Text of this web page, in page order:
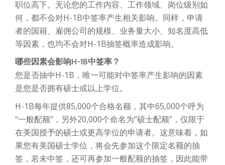
职位高下。无论您的工作内容、工作领域、岗位级别如
何，都不会对H-1B中签率产生相关影响。同样，申请
者的国籍、雇佣公司的规模、业务量大小、知名度高低
等因素，也均不会对H-1B抽签概率造成影响。
哪些因素会影响H-1B中签率？
您是否抽中H-1B，唯一可能对中签率产生影响的因素
是您是否拥有硕士或以上学位。
H-1B每年提供85,000个合格名额，其中65,000个呼为
“一般配额”，另外20,000个命名为“硕士配额”，仅限于
在美国授予的硕士或更高学位的申请者。这意味着，如
果您有美国硕士学位，将会先参加这个限定名额的抽
签，若未中签，还可再参加一般配额的抽签，因此能带